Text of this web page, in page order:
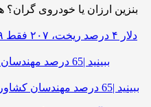
بنزین ارزان یا خودروی
ببینید |65 درصد